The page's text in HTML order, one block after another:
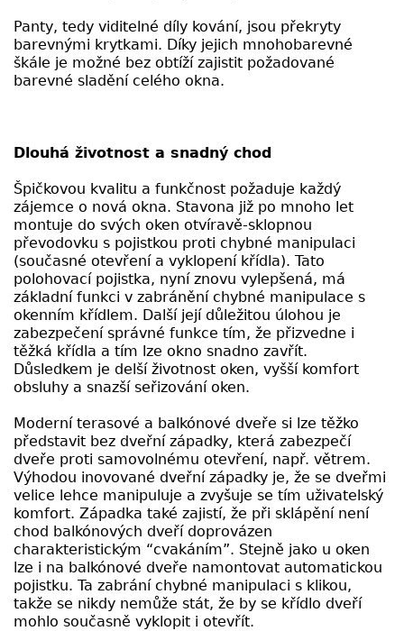
Panty, tedy viditelné díly kování, jsou překryty
barevnými krytkami. Díky jejich mnohobarevné
škále je možné bez obtíží zajistit požadované
barevné sladění celého okna.
Dlouhá životnost a snadný chod
Špičkovou kvalitu a funkčnost požaduje každý
zájemce o nová okna. Stavona již po mnoho let
montuje do svých oken otvíravě-sklopnou
převodovku s pojistkou proti chybné manipulaci
(současné otevření a vyklopení křídla). Tato
polohovací pojistka, nyní znovu vylepšená, má
základní funkci v zabránění chybné manipulace s
okenním křídlem. Další její důležitou úlohou je
zabezpečení správné funkce tím, že přizvedne i
těžká křídla a tím lze okno snadno zavřít.
Důsledkem je delší životnost oken, vyšší komfort
obsluhy a snazší seřizování oken.
Moderní terasové a balkónové dveře si lze těžko
představit bez dveřní západky, která zabezpečí
dveře proti samovolnému otevření, např. větrem.
Výhodou inovované dveřní západky je, že se dveřmi
velice lehce manipuluje a zvyšuje se tím uživatelský
komfort. Západka také zajistí, že při sklápění není
chod balkónových dveří doprovázen
charakteristickým “cvakáním”. Stejně jako u oken
lze i na balkónové dveře namontovat automatickou
pojistku. Ta zabrání chybné manipulaci s klikou,
takže se nikdy nemůže stát, že by se křídlo dveří
mohlo současně vyklopit i otevřít.